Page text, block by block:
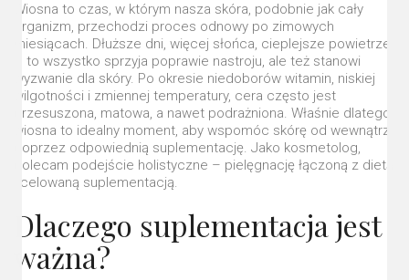
Wiosna to czas, w którym nasza skóra, podobnie jak cały
organizm, przechodzi proces odnowy po zimowych
miesiącach. Dłuższe dni, więcej słońca, cieplejsze powietrze
– to wszystko sprzyja poprawie nastroju, ale też stanowi
wyzwanie dla skóry. Po okresie niedoborów witamin, niskiej
wilgotności i zmiennej temperatury, cera często jest
przesuszona, matowa, a nawet podrażniona. Właśnie dlatego
wiosna to idealny moment, aby wspomóc skórę od wewnątrz
poprzez odpowiednią suplementację. Jako kosmetolog,
polecam podejście holistyczne – pielęgnację łączoną z dietą
i celowaną suplementacją.
Dlaczego suplementacja jest
ważna?